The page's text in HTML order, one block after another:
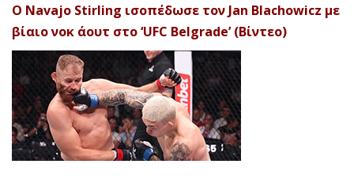
Ο Navajo Stirling ισοπέδωσε τον Jan Blachowicz με
βίαιο νοκ άουτ στο ‘UFC Belgrade’ (Βίντεο)